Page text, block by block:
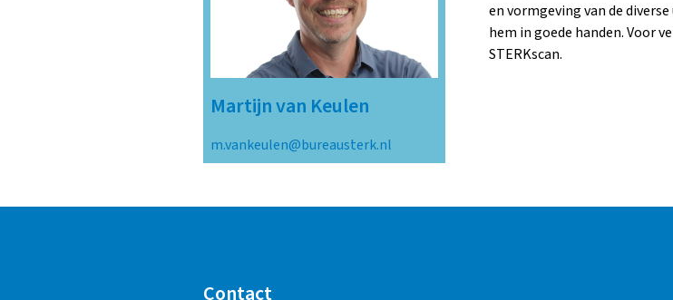
Martijn van Keulen
m.vankeulen@bureausterk.nl
en vormgeving van de
hem in goede handen. Voor
STERKscan.
Contact